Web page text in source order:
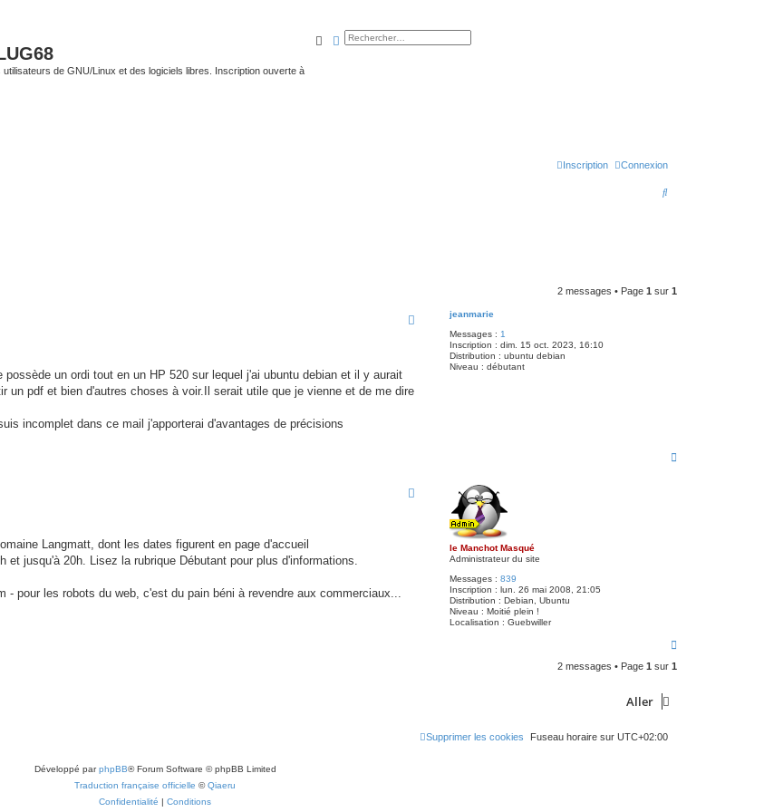
de GNU/Linux et des logiciels libres. Inscription ouverte à
Rechercher
Recherche avancée
Connexion
Inscription
R
2 messages • Page 1 sur 1
jeanmarie
Messages : 1
Inscription : dim. 15 oct. 2023, 16:10
Distribution : ubuntu debian
Niveau : débutant
un ordi tout en un HP 520 sur lequel j'ai ubuntu debian et il y aurait
un pdf et bien d'autres choses à voir.Il serait utile que je vienne et de me dire
incomplet dans ce mail j'apporterai d'avantages de précisions
le Manchot Masqué
Administrateur du site
Messages : 839
Inscription : lun. 26 mai 2008, 21:05
Distribution : Debian, Ubuntu
Niveau : Moitié plein !
Localisation : Guebwiller
Langmatt, dont les dates figurent en page d'accueil
jusqu'à 20h. Lisez la rubrique Débutant pour plus d'informations.
pour les robots du web, c'est du pain béni à revendre aux commerciaux...
u
2 messages • Page 1 sur 1
Aller
Fuseau horaire sur UTC+02:00
Supprimer les cookies
Développé parphpBB® Forum Software © phpBB Limited
Traduction française officielle ©Qiaeru
Confidentialité | Conditions